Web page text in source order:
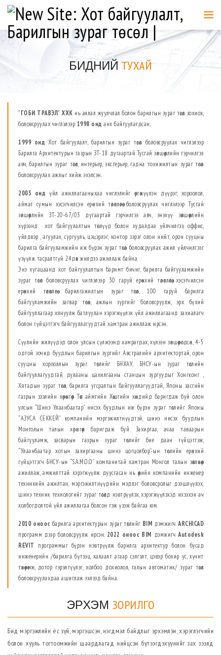
БИДНИЙ ТУХАЙ
"ГОБИ ТРАВЭЛ" ХХК нь аялал жуулчлал болон барилгын зураг төсөл зохиох,
боловсруулах чиглэлээр 1998 онд анх байгуулагдсан.
1999 онд Хот байгуулалт, барилгын зураг төсөл боловсруулах чиглэлээр
Барилга Архитектурын газрын ЗТ-18 дугаартай Тусгай зөвшөөрлийн гэрчилгээ
авч, барилгын зураг төсөл, интерьер, экстерьер, гадна тохижилтын зураг төсөл
боловсруулах ажлыг хийж эхэлсэн.
2003 онд үйл ажиллагааныхаа чиглэлийг өргөжүүлэн дүүрэг, хороолол,
аймаг сумын хэсэгчилсэн ерөнхий төлөвлөгөө боловсруулах чиглэлээр Тусгай
зөвшөөрлийн ЗТ-20-67/03 дугаартай гэрчилгээ авч, энэхүү зөвшөөрлийн
хүрээнд хот байгуулалтын төслүүд болон худалдаа үйлчилгээ, оффис,
үйлдвэр , агуулах, сургууль, цэцэрлэг, контор зэрэг олон нийт, орон сууцны
барилга байгууламжийн иж бүрэн зураг төсөл боловсруулах ажил үйлчилгээг
үзүүлж тасралтгүй 24дөх жилдээ ажиллаж байна.
Энэ хугацаанд хот байгуулалтын баримт бичиг, барилга байгууламжийн
зураг төсөв боловсруулах чиглэлээр 30 гаруй ерөнхий төлөвлөгөө, хэсэгчилсэн
ерөнхий төлөвлөгөө, барилгажилтын зураг төсөл, 100 гаруй барилга
байгууламжийн загвар төсөл, ажлын зургийг боловсруулж, эрх бүхий
байгууллагаар хянуулж батлуулан хэрэгжүүлэх үйл ажиллагаанд захиалагч
болон гүйцэтгэгч байгууллагуудтай хамтран ажиллаж ирсэн.
Сүүлийн жилүүдэд олон улсын сүлжээнд хамрагдах, хүлээн зөвшөөрөгдсөн, 4-5
одтой зочид буудлын барилгын зургийг Австралийн архитектортай, орон
сууцны хорооллын зураг төслийг БНХАУ, БНСУ-ын зураг төслийн
байгууллагуудтай, дулааны цахилгааны станцын зургуудыг Хонгконг ,
Хятадын зураг төсөл, барилга угсралтын байгууллагуудтай, Японы засгийн
газрын зээлийн хөрөнгөөр Төв аймгийн Хөшгийн хөндийд баригдаж буй олон
улсын “Шинэ Улаанбаатар” нисэх буудлын иж бүрэн зураг төслийг Японы
“АЗУСА СЕККЕЙ” компанийн мэргэжилтнүүдтэй, шинэ нисэх буудлын
Монголын талын хөрөнгөөр баригдаж буй Захиргаа, ачаа таваарын
байгууламж, засварын газрын зураг төслийг бие даан гүйцэтгэж,
“Улаанбаатар хотын захиргааны шинэ цогцолбор”-ын төслийн ерөнхий
гүйцэтгэгч БНСУ-ын “S.A.M.O.O” компанитай хамтран Монгол талын зөвлөхөөр
ажиллаж, амжилттай хэрэгжүүлж дуусгасан нь өөрийн компанийн инженер
техникийн ажилтан, мэргэжилтнүүдийн мэдлэг боловсролыг дээшлүүлэх,
шинэ техник технологийг зураг төсөлд нэвтрүүлэх, хэрэгжүүлэхэд ихээхэн ач
холбогдолтой үйл ажиллагаа болсон гэж үзэж байгаа юм.
2010 оноос барилга архитектурын зураг төслийг BIM дэмжигч ARCHICAD
программ дээр боловсруулж ирсэн. 2022 оноос BIM дэмжигч Autodesk
REVIT программыг бүрэн нэвтрүүлж барилга архитектур болон бусад
инженерийн /барилга бүтээц, халаалт агаар сэлгэлт, цэвэр бохир ус, хүчит
төхөөрөмж, дотор гэрэлтүүлэг, холбоо дохиолол, галын автоматик/ зураг төсөл
боловсруулахдаа ашиглаж эхлээд байна.
ЭРХЭМ ЗОРИЛГО
Бид мэргэжлийн ёс зүй, мэргэшсэн, нэгдмэл байдлыг эрхэмлэн, хэрэглэгчийн
болон хууль тогтоомжийн шаардлагад нийцсэн бүтээгдэхүүнийг зах зээлд